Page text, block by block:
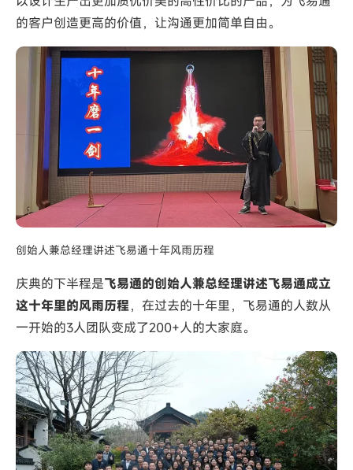
的客户创造更高的价值，让沟通更加简单自由。
创始人兼总经理讲述飞易通十年风雨历程
庆典的下半程是飞易通的创始人兼总经理讲述飞易通成立
这十年里的风雨历程，在过去的十年里，飞易通的人数从
一开始的3人团队变成了200+人的大家庭。